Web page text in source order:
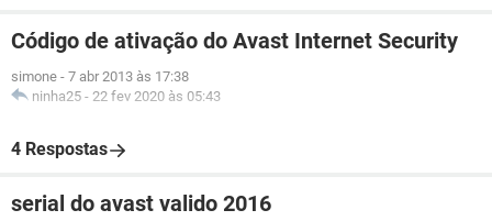
Código de ativação do Avast Internet Security
simone - 7 abr 2013 às 17:38
ninha25 - 22 fev 2020 às 05:43
4 Respostas
serial do avast valido 2016